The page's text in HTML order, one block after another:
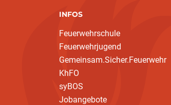
INFOS
Feuerwehrschule
Feuerwehrjugend
Gemeinsam.Sicher.Feuerwehr
KhFO
syBOS
Jobangebote